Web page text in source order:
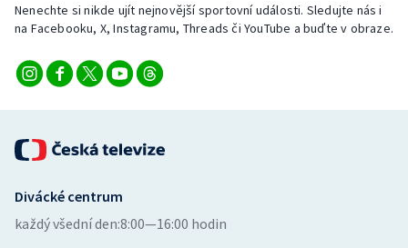
Nenechte si nikde ujít nejnovější sportovní události. Sledujte nás i
na Facebooku, X, Instagramu, Threads či YouTube a buďte v obraze.
Divácké centrum
každý všední den:8:00—16:00 hodin